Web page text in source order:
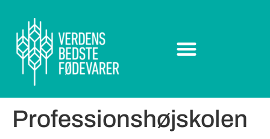
Professionshøjskolen